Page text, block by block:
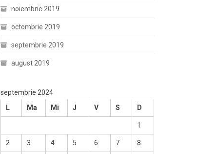
noiembrie 2019
octombrie 2019
septembrie 2019
august 2019
septembrie 2024
L
Ma Mi J V S D
1
2 3 4 5 6 7 8